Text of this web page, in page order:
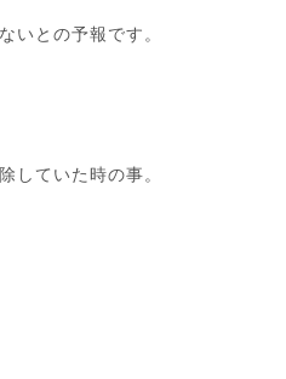
いとの予報です。
していた時の事。